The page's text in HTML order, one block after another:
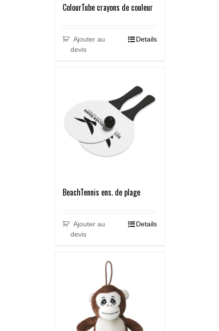
ColourTube crayons de couleur
Ajouter au
devis
Details
BeachTennis ens. de plage
Ajouter au
devis
Details